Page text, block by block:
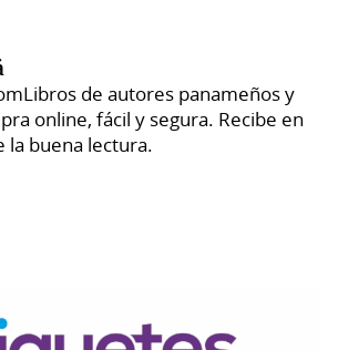
Libros de autores panameños y
online, fácil y segura. Recibe en
la buena lectura.